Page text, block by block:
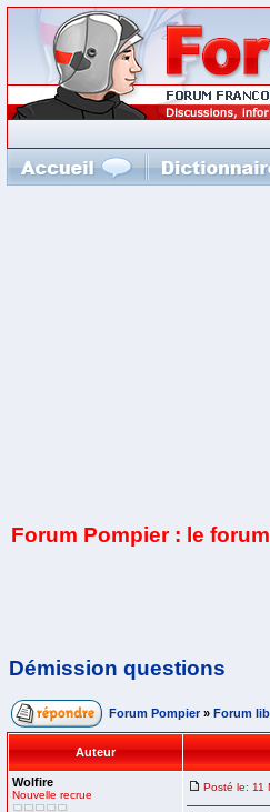
Forum Pompier : le
Démission questions
Forum Pompier » Forum
Auteur
Wolfire
Nouvelle recrue
Posté le: 11